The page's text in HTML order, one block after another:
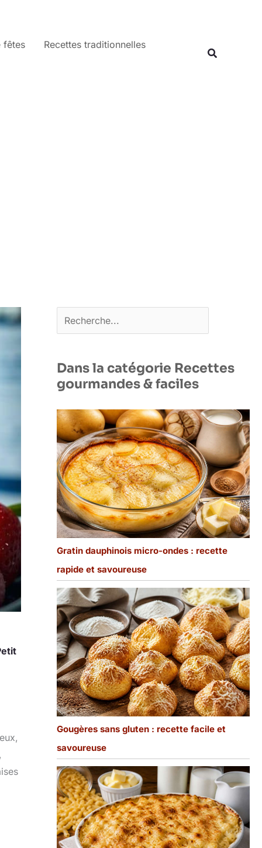
fêtes Recettes traditionnelles
Rechercher
Dans la catégorie Recettes
gourmandes & faciles
Gratin dauphinois micro-ondes : recette
rapide et savoureuse
Gougères sans gluten : recette facile et
savoureuse